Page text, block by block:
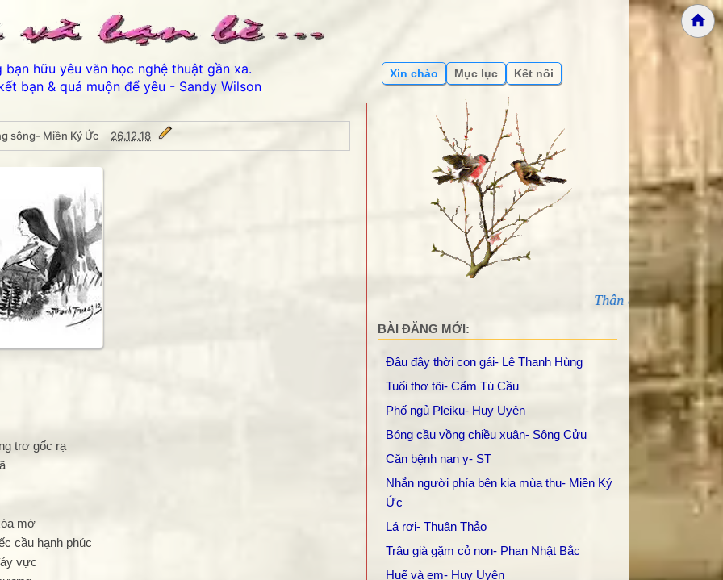
hữu yêu văn học nghệ thuật gần xa.
bạn & quá muộn để yêu - Sandy Wilson
sông- Miền Ký Ức 26.12.18
trơ gốc rạ
mờ
cầu hạnh phúc
vực
Xin chào Mục lục Kết nối
Thân ái chào các bạn đến với Bản
BÀI ĐĂNG MỚI:
Đâu đây thời con gái- Lê Thanh Hùng
Tuổi thơ tôi- Cẩm Tú Cầu
Phố ngủ Pleiku- Huy Uyên
Bóng cầu vồng chiều xuân- Sông Cửu
Căn bệnh nan y- ST
Nhắn người phía bên kia mùa thu- Miền Ký
Ức
Lá rơi- Thuận Thảo
Trâu già gặm cỏ non- Phan Nhật Bắc
Huế và em- Huy Uyên